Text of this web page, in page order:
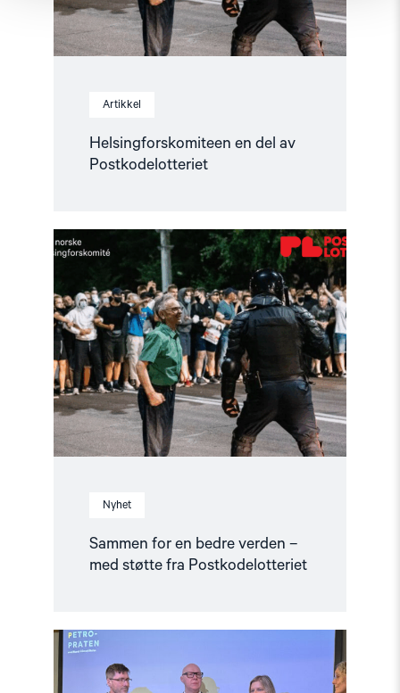
Artikkel
Helsingforskomiteen en del av
Postkodelotteriet
Nyhet
Sammen for en bedre verden –
med støtte fra Postkodelotteriet
Read
article
"Sammen
for
en
bedre
verden
–
med
støtte
fra
Postkodelotteriet"
"Barentshavet
i